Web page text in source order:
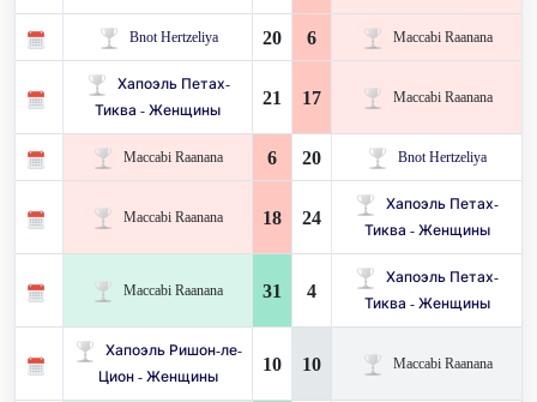
Bnot Hertzeliya 20 6 Maccabi Raanana
Хапоэль Петах-
Тиква - Женщины
21 17 Maccabi Raanana
Maccabi Raanana 6 20 Bnot Hertzeliya
Maccabi Raanana 18 24
Хапоэль Петах-
Тиква - Женщины
Maccabi Raanana 31 4
Хапоэль Петах-
Тиква - Женщины
Хапоэль Ришон-ле-
Цион - Женщины
10 10 Maccabi Raanana